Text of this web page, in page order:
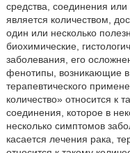
средства, соединения
является количеством,
один или несколько
биохимические,
заболевания, его
фенотипы, возникающие в
терапевтического
количество» относится к
соединения, которое в
несколько симптомов
касается лечения рака,